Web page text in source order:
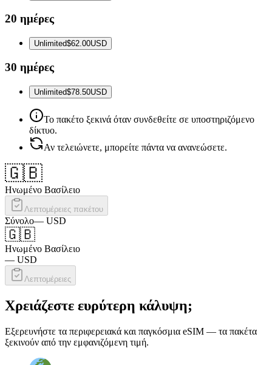
20 ημέρες
Unlimited$62.00USD
30 ημέρες
Unlimited$78.50USD
Το πακέτο ξεκινά όταν συνδεθείτε σε υποστηριζόμενο
δίκτυο.
Αν τελειώνετε, μπορείτε πάντα να ανανεώσετε.
🇬🇧
Ηνωμένο Βασίλειο
Λεπτομέρειες πακέτου
Σύνολο— USD
🇬🇧
Ηνωμένο Βασίλειο
— USD
Λεπτομέρειες
Χρειάζεστε ευρύτερη κάλυψη;
Εξερευνήστε τα περιφερειακά και παγκόσμια eSIM — τα πακέτα
ξεκινούν από την εμφανιζόμενη τιμή.